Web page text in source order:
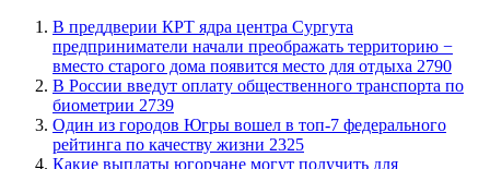
​В преддверии КРТ ядра центра Сургута
предприниматели начали преображать территорию −
вместо старого дома появится место для отдыха 2790
В России введут оплату общественного транспорта по
биометрии 2739
Один из городов Югры вошел в топ-7 федерального
рейтинга по качеству жизни 2325
Какие выплаты югорчане могут получить для